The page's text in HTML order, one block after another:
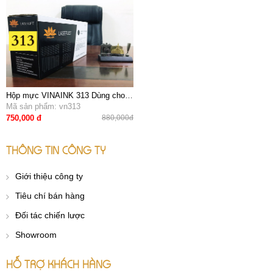
Hộp mực VINAINK 313 Dùng cho
máy in canon LBP 3250
Mã sản phẩm: vn313
750,000 đ
880,000đ
THÔNG TIN CÔNG TY
Giới thiệu công ty
Tiêu chí bán hàng
Đối tác chiến lược
Showroom
HỖ TRỢ KHÁCH HÀNG